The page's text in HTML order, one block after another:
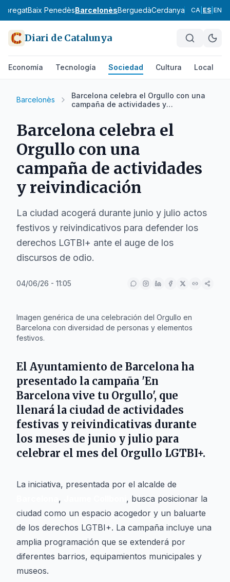
Baix PenedèsBarcelonèsBerguedàCerdanya Conca de
CA ES EN
Diari de Catalunya
Economía Tecnología Sociedad Cultura Local
Barcelonès
Barcelona celebra el Orgullo con una
campaña de actividades y
Barcelona celebra el
Orgullo con una
campaña de actividades
y reivindicación
La ciudad acogerá durante junio y julio actos
festivos y reivindicativos para defender los
derechos LGTBI+ ante el auge de los
discursos de odio.
04/06/26 - 11:05
Imagen genérica de una celebración del Orgullo en
Barcelona con diversidad de personas y elementos
festivos.
El Ayuntamiento de Barcelona ha
presentado la campaña 'En
Barcelona vive tu Orgullo', que
llenará la ciudad de actividades
festivas y reivindicativas durante
los meses de junio y julio para
celebrar el mes del Orgullo LGTBI+.
La iniciativa, presentada por el alcalde de
,
, busca posicionar la
ciudad como un espacio acogedor y un baluarte
de los derechos LGTBI+. La campaña incluye una
amplia programación que se extenderá por
diferentes barrios, equipamientos municipales y
museos.